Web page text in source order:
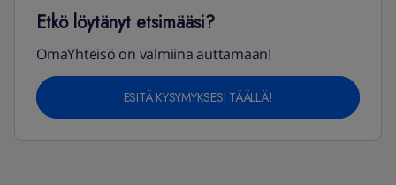
Etkö löytänyt etsimääsi?
OmaYhteisö on valmiina auttamaan!
ESITÄ KYSYMYKSESI TÄÄLLÄ!